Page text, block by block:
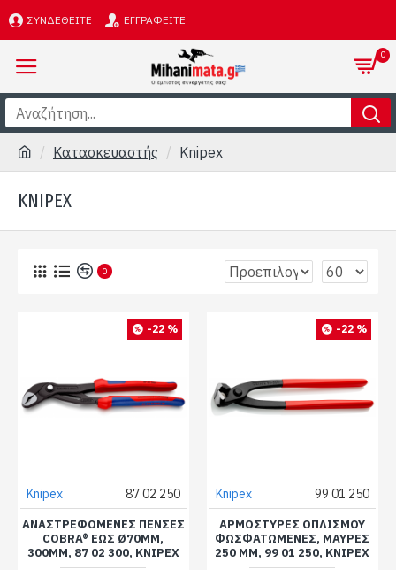
ΣΥΝΔΕΘΕΊΤΕ ΕΓΓΡΑΦΕΊΤΕ
0
Κατασκευαστής Knipex
KNIPEX
0
-22 %
Knipex 87 02 250
ΑΝΑΣΤΡΕΦΌΜΕΝΕΣ ΠΈΝΣΕΣ
COBRA® ΈΩΣ Ø70MM,
300MM, 87 02 300, KNIPEX
-22 %
Knipex 99 01 250
ΑΡΜΟΣΤΎΡΕΣ ΟΠΛΙΣΜΟΎ
ΦΩΣΦΑΤΩΜΈΝΕΣ, ΜΑΎΡΕΣ
250 MM, 99 01 250, KNIPEX